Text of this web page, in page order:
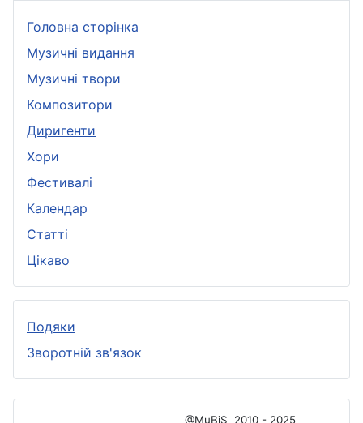
Головна сторінка
Музичні видання
Музичні твори
Композитори
Диригенти
Хори
Фестивалі
Календар
Статті
Цікаво
Подяки
Зворотній зв'язок
@MuBiS 2010 - 2025